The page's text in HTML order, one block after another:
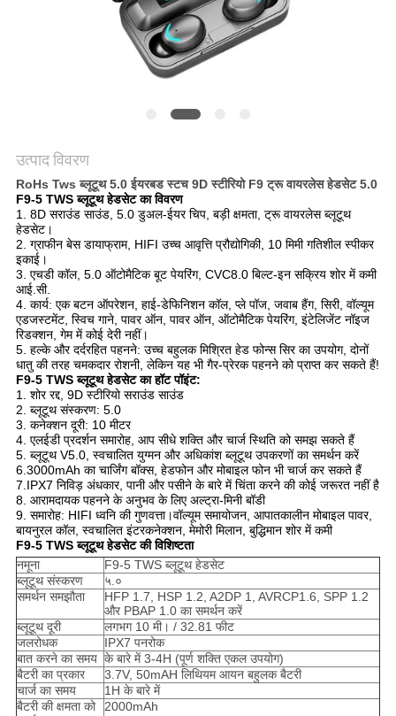
उत्पाद विवरण
RoHs Tws ब्लूटूथ 5.0 ईयरबड स्टच 9D स्टीरियो F9 ट्रू वायरलेस हेडसेट 5.0
F9-5 TWS ब्लूटूथ हेडसेट का विवरण
1. 8D सराउंड साउंड, 5.0 डुअल-ईयर चिप, बड़ी क्षमता, ट्रू वायरलेस ब्लूटूथ
हेडसेट।
2. ग्राफीन बेस डायाफ्राम, HIFI उच्च आवृत्ति प्रौद्योगिकी, 10 मिमी गतिशील स्पीकर
इकाई।
3. एचडी कॉल, 5.0 ऑटोमैटिक बूट पेयरिंग, CVC8.0 बिल्ट-इन सक्रिय शोर में कमी
आई.सी.
4. कार्य: एक बटन ऑपरेशन, हाई-डेफिनिशन कॉल, प्ले पॉज, जवाब हैंग, सिरी, वॉल्यूम
एडजस्टमेंट, स्विच गाने, पावर ऑन, पावर ऑन, ऑटोमैटिक पेयरिंग, इंटेलिजेंट नॉइज
रिडक्शन, गेम में कोई देरी नहीं।
5. हल्के और दर्दरहित पहनने: उच्च बहुलक मिश्रित हेड फोन्स सिर का उपयोग, दोनों
धातु की तरह चमकदार रोशनी, लेकिन यह भी गैर-प्रेरक पहनने को प्राप्त कर सकते हैं!
F9-5 TWS ब्लूटूथ हेडसेट का हॉट पॉइंट:
1. शोर रद्द, 9D स्टीरियो सराउंड साउंड
2. ब्लूटूथ संस्करण: 5.0
3. कनेक्शन दूरी: 10 मीटर
4. एलईडी प्रदर्शन समारोह, आप सीधे शक्ति और चार्ज स्थिति को समझ सकते हैं
5. ब्लूटूथ V5.0, स्वचालित युग्मन और अधिकांश ब्लूटूथ उपकरणों का समर्थन करें
6.3000mAh का चार्जिंग बॉक्स, हेडफोन और मोबाइल फोन भी चार्ज कर सकते हैं
7.IPX7 निविड़ अंधकार, पानी और पसीने के बारे में चिंता करने की कोई जरूरत नहीं है
8. आरामदायक पहनने के अनुभव के लिए अल्ट्रा-मिनी बॉडी
9. समारोह: HIFI ध्वनि की गुणवत्ता।वॉल्यूम समायोजन, आपातकालीन मोबाइल पावर,
बायनुरल कॉल, स्वचालित इंटरकनेक्शन, मेमोरी मिलान, बुद्धिमान शोर में कमी
F9-5 TWS ब्लूटूथ हेडसेट की विशिष्टता
नमूना
F9-5 TWS ब्लूटूथ हेडसेट
ब्लूटूथ संस्करण
५.०
समर्थन समझौता
HFP 1.7, HSP 1.2, A2DP 1, AVRCP1.6, SPP 1.2
और PBAP 1.0 का समर्थन करें
ब्लूटूथ दूरी
लगभग 10 मी। / 32.81 फीट
जलरोधक
IPX7 पनरोक
बात करने का समय के बारे में 3-4H (पूर्ण शक्ति एकल उपयोग)
बैटरी का प्रकार
3.7V, 50mAH लिथियम आयन बहुलक बैटरी
चार्ज का समय
1H के बारे में
बैटरी की क्षमता को
2000mAh